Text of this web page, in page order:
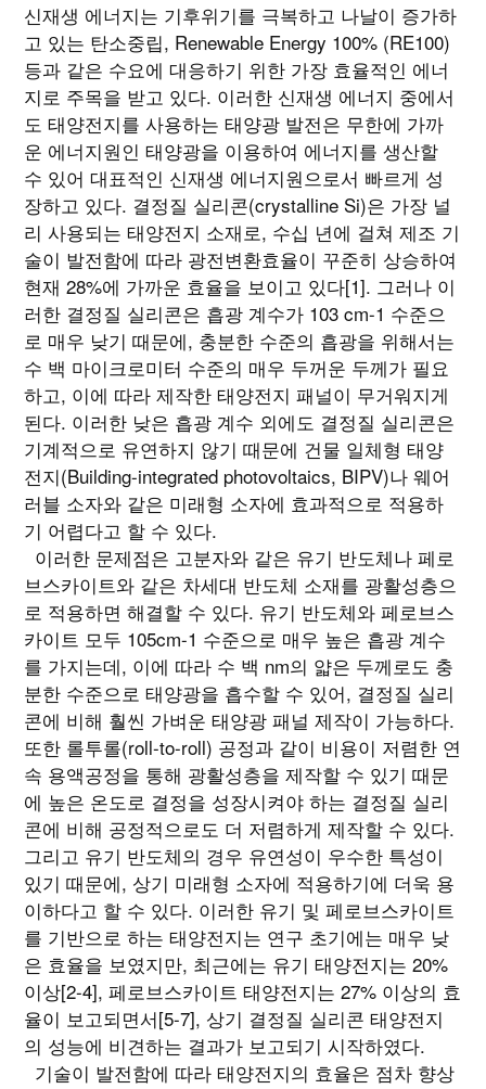
신재생 에너지는 기후위기를 극복하고 나날이 증가하
고 있는 탄소중립, Renewable Energy 100% (RE100)
등과 같은 수요에 대응하기 위한 가장 효율적인 에너
지로 주목을 받고 있다. 이러한 신재생 에너지 중에서
도 태양전지를 사용하는 태양광 발전은 무한에 가까
운 에너지원인 태양광을 이용하여 에너지를 생산할
수 있어 대표적인 신재생 에너지원으로서 빠르게 성
장하고 있다. 결정질 실리콘(crystalline Si)은 가장 널
리 사용되는 태양전지 소재로, 수십 년에 걸쳐 제조 기
술이 발전함에 따라 광전변환효율이 꾸준히 상승하여
현재 28%에 가까운 효율을 보이고 있다[1]. 그러나 이
러한 결정질 실리콘은 흡광 계수가 103 cm-1 수준으
로 매우 낮기 때문에, 충분한 수준의 흡광을 위해서는
수 백 마이크로미터 수준의 매우 두꺼운 두께가 필요
하고, 이에 따라 제작한 태양전지 패널이 무거워지게
된다. 이러한 낮은 흡광 계수 외에도 결정질 실리콘은
기계적으로 유연하지 않기 때문에 건물 일체형 태양
전지(Building-integrated photovoltaics, BIPV)나 웨어
러블 소자와 같은 미래형 소자에 효과적으로 적용하
기 어렵다고 할 수 있다.
이러한 문제점은 고분자와 같은 유기 반도체나 페로
브스카이트와 같은 차세대 반도체 소재를 광활성층으
로 적용하면 해결할 수 있다. 유기 반도체와 페로브스
카이트 모두 105cm-1 수준으로 매우 높은 흡광 계수
를 가지는데, 이에 따라 수 백 nm의 얇은 두께로도 충
분한 수준으로 태양광을 흡수할 수 있어, 결정질 실리
콘에 비해 훨씬 가벼운 태양광 패널 제작이 가능하다.
또한 롤투롤(roll-to-roll) 공정과 같이 비용이 저렴한 연
속 용액공정을 통해 광활성층을 제작할 수 있기 때문
에 높은 온도로 결정을 성장시켜야 하는 결정질 실리
콘에 비해 공정적으로도 더 저렴하게 제작할 수 있다.
그리고 유기 반도체의 경우 유연성이 우수한 특성이
있기 때문에, 상기 미래형 소자에 적용하기에 더욱 용
이하다고 할 수 있다. 이러한 유기 및 페로브스카이트
를 기반으로 하는 태양전지는 연구 초기에는 매우 낮
은 효율을 보였지만, 최근에는 유기 태양전지는 20%
이상[2-4], 페로브스카이트 태양전지는 27% 이상의 효
율이 보고되면서[5-7], 상기 결정질 실리콘 태양전지
의 성능에 비견하는 결과가 보고되기 시작하였다.
기술이 발전함에 따라 태양전지의 효율은 점차 향상